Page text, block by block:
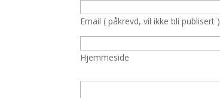
Email ( påkrevd, vil ikke bli publisert )
Hjemmeside